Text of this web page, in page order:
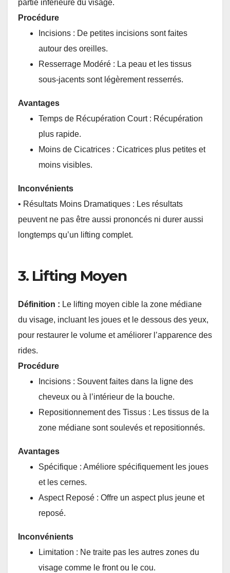
partie inférieure du visage.
Procédure
Incisions : De petites incisions sont faites
autour des oreilles.
Resserrage Modéré : La peau et les tissus
sous-jacents sont légèrement resserrés.
Avantages
Temps de Récupération Court : Récupération
plus rapide.
Moins de Cicatrices : Cicatrices plus petites et
moins visibles.
Inconvénients
• Résultats Moins Dramatiques : Les résultats
peuvent ne pas être aussi prononcés ni durer aussi
longtemps qu’un lifting complet.
3. Lifting Moyen
Définition : Le lifting moyen cible la zone médiane
du visage, incluant les joues et le dessous des yeux,
pour restaurer le volume et améliorer l’apparence des
rides.
Procédure
Incisions : Souvent faites dans la ligne des
cheveux ou à l’intérieur de la bouche.
Repositionnement des Tissus : Les tissus de la
zone médiane sont soulevés et repositionnés.
Avantages
Spécifique : Améliore spécifiquement les joues
et les cernes.
Aspect Reposé : Offre un aspect plus jeune et
reposé.
Inconvénients
Limitation : Ne traite pas les autres zones du
visage comme le front ou le cou.